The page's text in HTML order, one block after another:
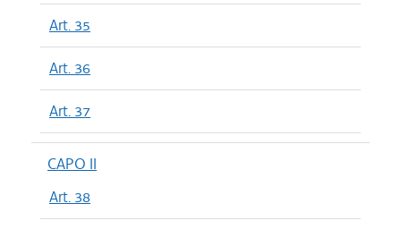
Art. 35
Art. 36
Art. 37
CAPO II
Art. 38